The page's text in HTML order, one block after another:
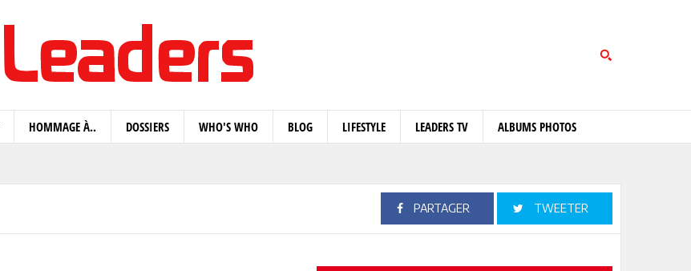
HOMMAGE À.. DOSSIERS WHO'S WHO BLOG LIFESTYLE LEADERS TV ALBUMS PHOTOS
PARTAGER TWEETER